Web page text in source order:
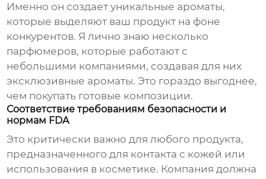
Именно он создает уникальные ароматы,
которые выделяют ваш продукт на фоне
конкурентов. Я лично знаю несколько
парфюмеров, которые работают с
небольшими компаниями, создавая для них
эксклюзивные ароматы. Это гораздо выгоднее,
чем покупать готовые композиции.
Соответствие требованиям безопасности и
нормам FDA
Это критически важно для любого продукта,
предназначенного для контакта с кожей или
использования в косметике. Компания должна